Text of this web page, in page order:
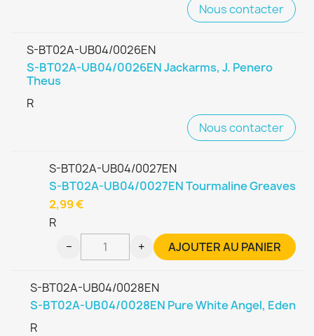
Nous contacter
S-BT02A-UB04/0026EN
S-BT02A-UB04/0026EN Jackarms, J. Penero
Theus
R
Nous contacter
S-BT02A-UB04/0027EN
S-BT02A-UB04/0027EN Tourmaline Greaves
R
2,99 €
− + AJOUTER AU PANIER
S-BT02A-UB04/0028EN
S-BT02A-UB04/0028EN Pure White Angel, Eden
R